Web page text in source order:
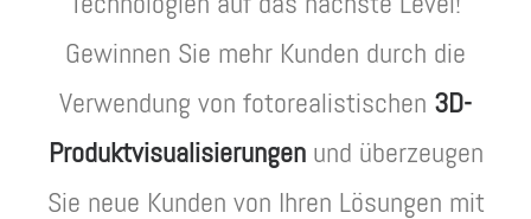
Gewinnen Sie mehr Kunden durch die
Verwendung von fotorealistischen 3D-
Produktvisualisierungen und überzeugen
Sie neue Kunden von Ihren Lösungen mit